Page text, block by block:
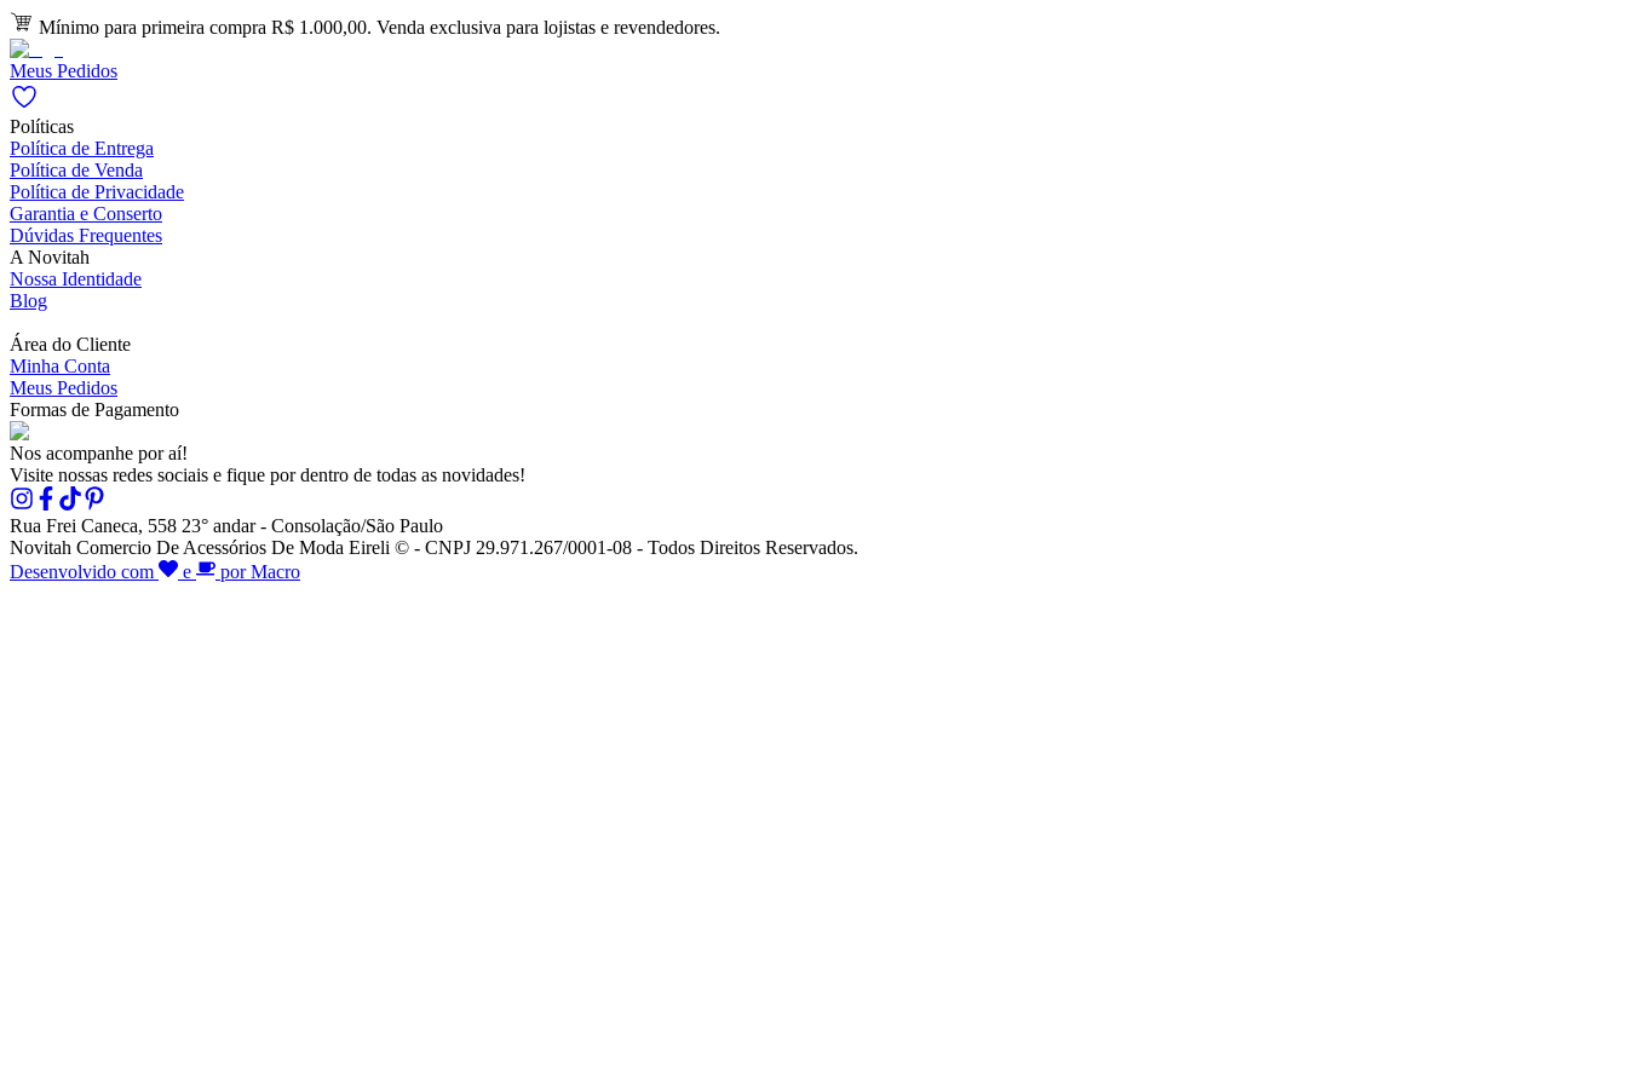
Mínimo para primeira compra R$ 1.000,00. Venda exclusiva para lojistas e revendedores.
Meus Pedidos
Políticas
Política de Entrega
Política de Venda
Política de Privacidade
Garantia e Conserto
Dúvidas Frequentes
A Novitah
Nossa Identidade
Blog
Área do Cliente
Minha Conta
Meus Pedidos
Formas de Pagamento
Nos acompanhe por aí!
Visite nossas redes sociais e fique por dentro de todas as novidades!
Rua Frei Caneca, 558 23° andar - Consolação/São Paulo
Novitah Comercio De Acessórios De Moda Eireli © - CNPJ 29.971.267/0001-08 - Todos Direitos Reservados.
Desenvolvido com
e por Macro